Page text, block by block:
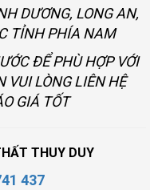
DƯƠNG, LONG AN,
TỈNH PHÍA NAM
ĐỂ PHÙ HỢP VỚI
VUI LÒNG LIÊN HỆ
GIÁ TỐT
THUY DUY
437